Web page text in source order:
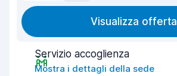
Visualizza offerta
Servizio accoglienza
Mostra i dettagli della sede